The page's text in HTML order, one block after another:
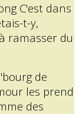
C'est dans
t-y,
ramasser du
de
les prend
des